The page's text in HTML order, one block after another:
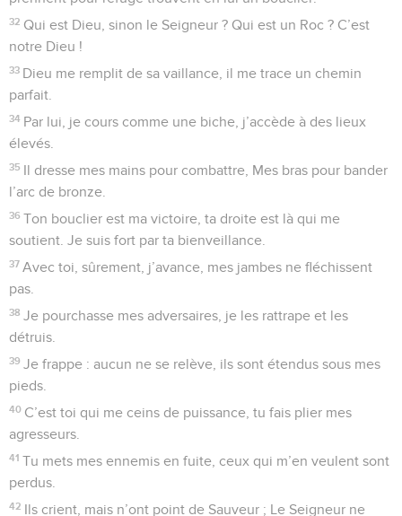
22 Car, à ses voies, je suis fidèle, je ne délaisse pas mon
Dieu.
23 Ses lois sont toujours sous mes yeux, je n’écarte pas ses
statuts.
24 Envers lui, je suis sans reproche, je me suis gardé du
péché.
25 Le Seigneur a vu ma droiture, mes mains pures devant ses
yeux.
26 Au fidèle, à celui qui t’aime, tu témoignes tout ton amour.
À tes amis droits et sincères, tu offres ta sincérité.
27 Pour les cœurs aux intentions pures, tu es loyal et
transparent. Mais à l’homme aux pensées perverses, tu lui
rends sa perversité.
28 Car tu sauves ceux qui sont humbles, Tu abaisses les yeux
hautains.
29 Celui qui fait briller ma lampe, C’est le Seigneur, c’est toi,
mon Dieu. Tu fais resplendir mes ténèbres, scintiller mon
obscurité.
30 Avec toi, je me précipite sur une troupe bien armée, Par
toi, je franchis des murailles.
31 Les voies de Dieu sont sans reproche, Et sa parole est
infaillible comme un métal passé au feu. Ceux qui le